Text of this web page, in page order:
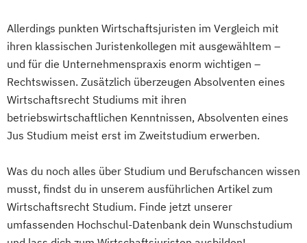
Hotelmanagement (DE/EN)
IT-Betriebswirt/in IT-Management
Immobilienmanagement
Immobilienmanagement für
Immobilienkaufleute
Informatik
(DE/EN)
Innovation and Entrepreneurship (DE/EN)
International Healthcare Management
(DE/EN)
Allerdings punkten Wirtschaftsjuristen im Vergleich mit
ihren klassischen Juristenkollegen mit ausgewähltem –
und für die Unternehmenspraxis enorm wichtigen –
Rechtswissen. Zusätzlich überzeugen Absolventen eines
Wirtschaftsrecht Studiums mit ihren
betriebswirtschaftlichen Kenntnissen, Absolventen eines
Jus Studium meist erst im Zweitstudium erwerben.
Was du noch alles über Studium und Berufschancen wissen
musst, findst du in unserem ausführlichen Artikel zum
Wirtschaftsrecht Studium. Finde jetzt unserer
umfassenden Hochschul-Datenbank dein Wunschstudium